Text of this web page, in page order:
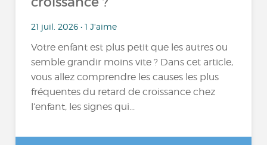
21 juil. 2026 • 1 J'aime
Votre enfant est plus petit que les autres ou
semble grandir moins vite ? Dans cet article,
vous allez comprendre les causes les plus
fréquentes du retard de croissance chez
l’enfant, les signes qui...